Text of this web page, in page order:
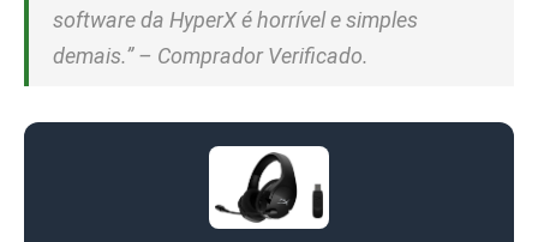
software da HyperX é horrível e simples
demais.” – Comprador Verificado.